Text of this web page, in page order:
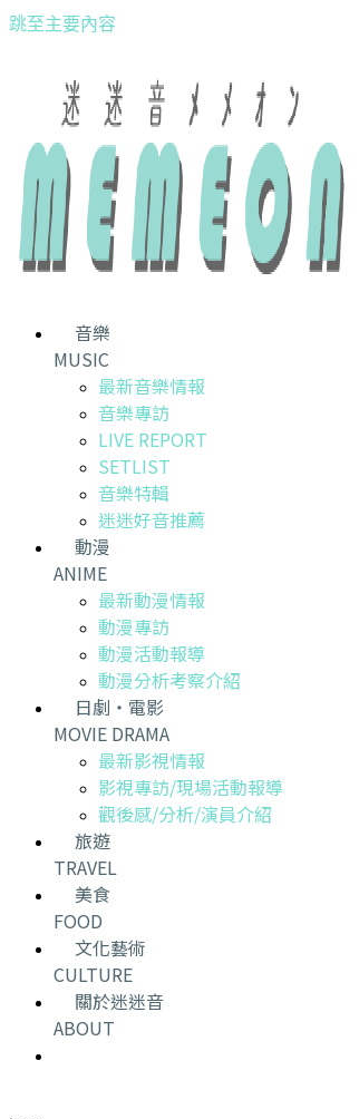
跳至主要內容
音樂
MUSIC
最新音樂情報
音樂專訪
LIVE REPORT
SETLIST
音樂特輯
迷迷好音推薦
動漫
ANIME
最新動漫情報
動漫專訪
動漫活動報導
動漫分析考察介紹
日劇・電影
MOVIE DRAMA
最新影視情報
影視專訪/現場活動報導
觀後感/分析/演員介紹
旅遊
TRAVEL
美食
FOOD
文化藝術
CULTURE
關於迷迷音
ABOUT